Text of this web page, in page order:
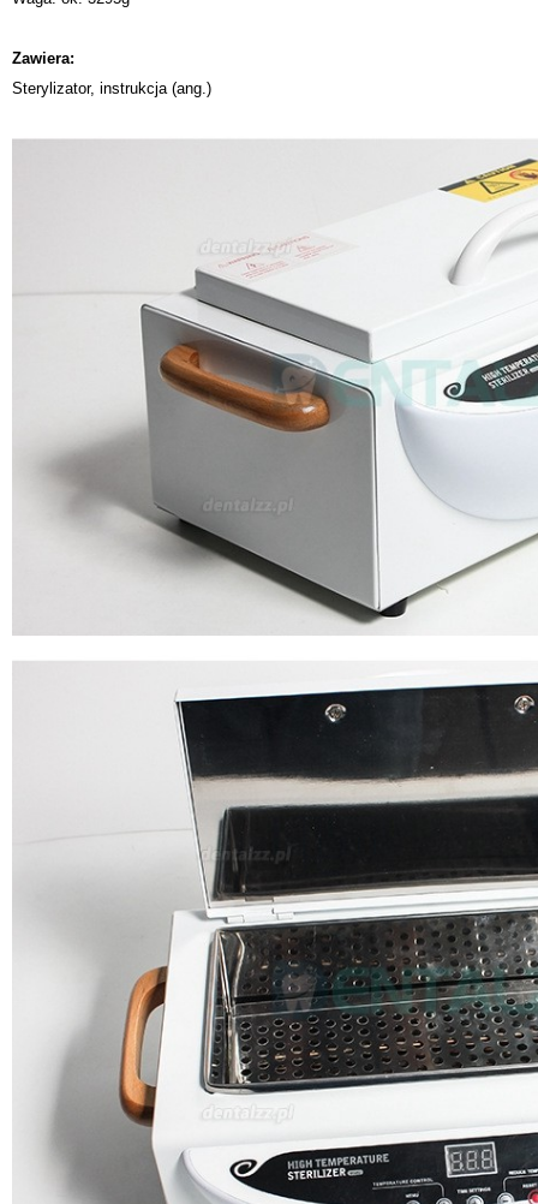
Zawiera:
Sterylizator, instrukcja (ang.)